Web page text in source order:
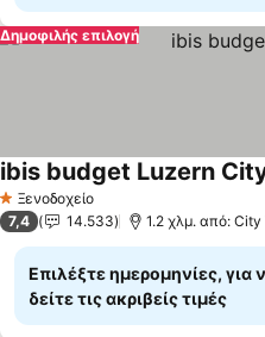
Δημοφιλής επιλογή
1 Αστέρια
Ξενοδοχείο
ibis budget Luzern
7,4 14.533 1.2 χλμ. από: City
Επιλέξτε ημερομηνίες, για
δείτε τις ακριβείς τιμές